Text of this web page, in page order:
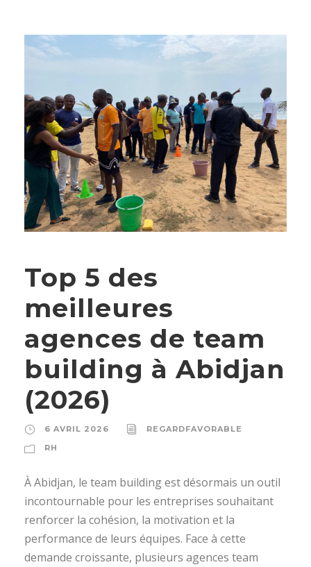
Top 5 des
meilleures
agences de team
building à Abidjan
(2026)
6 AVRIL 2026
REGARDFAVORABLE
RH
À Abidjan, le team building est désormais un outil
incontournable pour les entreprises souhaitant
renforcer la cohésion, la motivation et la
performance de leurs équipes. Face à cette
demande croissante, plusieurs agences team